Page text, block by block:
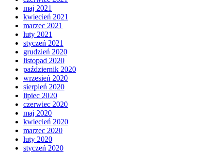
maj 2021
kwiecień 2021
marzec 2021
luty 2021
styczeń 2021
grudzień 2020
listopad 2020
październik 2020
wrzesień 2020
sierpień 2020
lipiec 2020
czerwiec 2020
maj 2020
kwiecień 2020
marzec 2020
luty 2020
styczeń 2020